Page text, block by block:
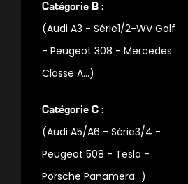
Catégorie B :
(Audi A3 - Série1/2-WV Golf
- Peugeot 308 - Mercedes
Classe A…)
Catégorie C :
(Audi A5/A6 - Série3/4 -
Peugeot 508 - Tesla -
Porsche Panamera…)